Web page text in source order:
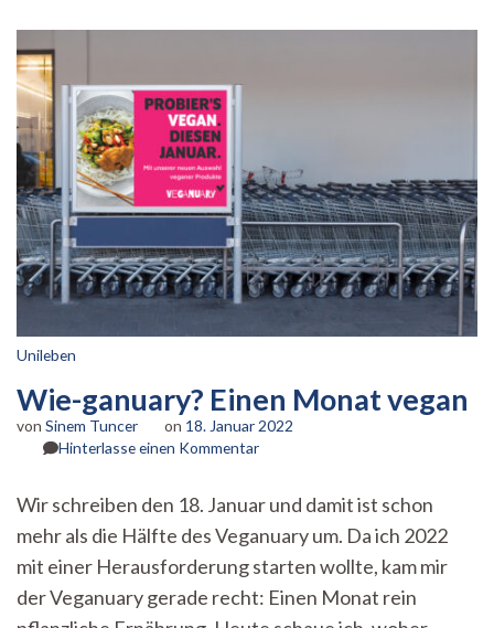
Unileben
Wie-ganuary? Einen Monat vegan
von Sinem Tuncer on 18. Januar 2022
Hinterlasse einen Kommentarzu
Einen
Monat
vegan
Wir schreiben den 18. Januar und damit ist schon
mehr als die Hälfte des Veganuary um. Da ich 2022
mit einer Herausforderung starten wollte, kam mir
der Veganuary gerade recht: Einen Monat rein